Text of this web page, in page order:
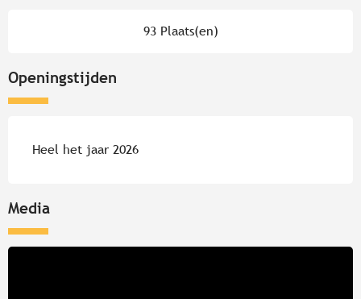
93 Plaats(en)
Openingstijden
Heel het jaar 2026
Media